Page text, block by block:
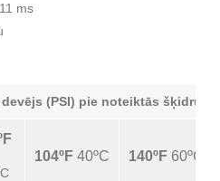
ms
(PSI) pie noteiktās
104ºF 40ºC 140ºF 60ºC